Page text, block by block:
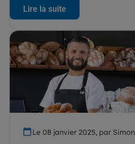
Lire la suite
Le 08 janvier 2025, par Simon